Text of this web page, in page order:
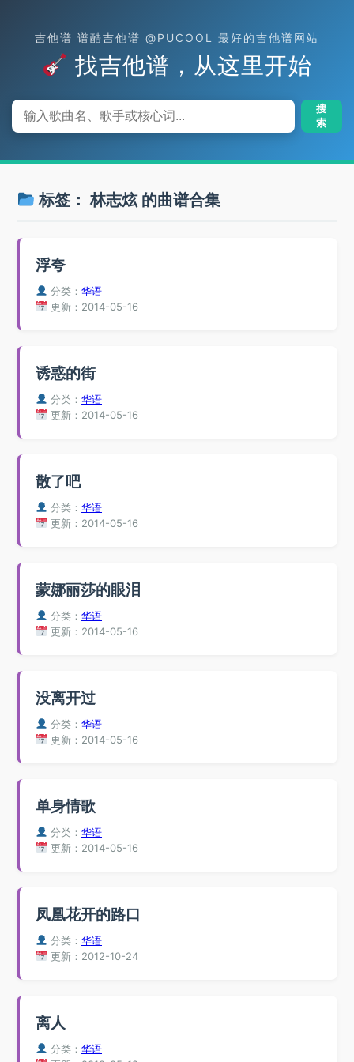
吉他谱 谱酷吉他谱 @PUCOOL 最好的吉他谱网站
找吉他谱，从这里开始
搜
索
标签：林志炫的曲谱合集
浮夸
分类：华语
更新：2014-05-16
诱惑的街
分类：华语
更新：2014-05-16
散了吧
分类：华语
更新：2014-05-16
蒙娜丽莎的眼泪
分类：华语
更新：2014-05-16
没离开过
分类：华语
更新：2014-05-16
单身情歌
分类：华语
更新：2014-05-16
凤凰花开的路口
分类：华语
更新：2012-10-24
离人
分类：华语